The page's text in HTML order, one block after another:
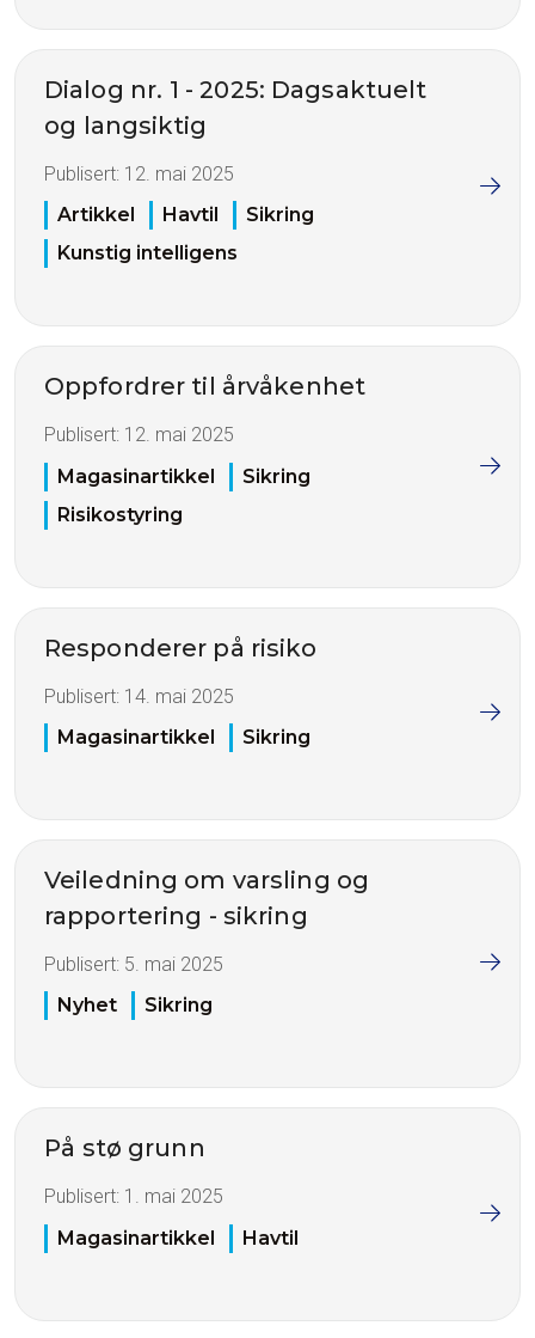
Dialog nr. 1 - 2025: Dagsaktuelt
og langsiktig
Publisert: 12. mai 2025
Artikkel
Havtil
Sikring
Kunstig intelligens
Oppfordrer til årvåkenhet
Publisert: 12. mai 2025
Magasinartikkel
Sikring
Risikostyring
Responderer på risiko
Publisert: 14. mai 2025
Magasinartikkel
Sikring
Veiledning om varsling og
rapportering - sikring
Publisert: 5. mai 2025
Nyhet
Sikring
På stø grunn
Publisert: 1. mai 2025
Magasinartikkel
Havtil